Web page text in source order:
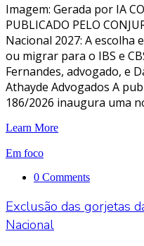
Imagem: Gerada por IA
PUBLICADO PELO
Nacional 2027: A
ou migrar para o IBS e
Fernandes, advogado, e
Athayde Advogados A
186/2026 inaugura uma
Learn More
Em foco
0 Comments
Exclusão das gorjetas
Nacional